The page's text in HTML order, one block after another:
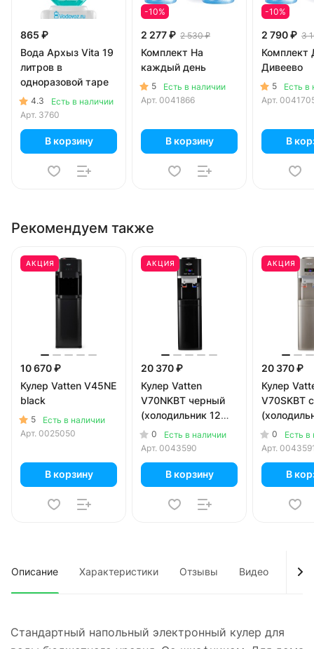
865 ₽
Вода Архыз Vita 19
литров в
одноразовой таре
4.3
Есть в наличии
Арт. 3760
В корзину
-10%
2 277 ₽ 2 530 ₽
Комплект На
каждый день
5
Есть в наличии
Арт. 0041866
В корзину
-10%
2 790 ₽ 3
Комплект
Дивеево
5
Есть в
Арт.
В
Рекомендуем также
АКЦИЯ
10 670 ₽
Кулер Vatten V45NE
black
5
Есть в наличии
Арт. 0025050
В корзину
АКЦИЯ
20 370 ₽
Кулер Vatten
V70NKBT черный
(холодильник 12
литров)
0
Есть в наличии
Арт. 0043590
В корзину
АКЦИЯ
20 370 ₽
Кулер
V70SKBT
литров)
0
Есть в
Арт.
В
Описание Характеристики Отзывы Видео
Стандартный напольный электронный кулер для